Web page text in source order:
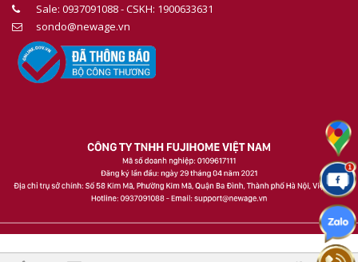
Sale: 0937091088 - CSKH: 1900633631
sondo@newage.vn